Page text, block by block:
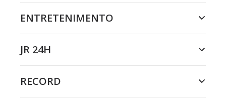
ENTRETENIMENTO
JR 24H
RECORD